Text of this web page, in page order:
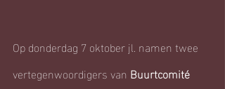
Op donderdag 7 oktober jl. namen twee
vertegenwoordigers van Buurtcomité